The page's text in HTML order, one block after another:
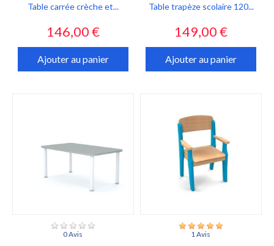
Table carrée crèche et...
Prix
146,00 €
Ajouter au panier
Table trapèze scolaire 120...
Prix
149,00 €
Ajouter au panier
0 Avis 1 Avis